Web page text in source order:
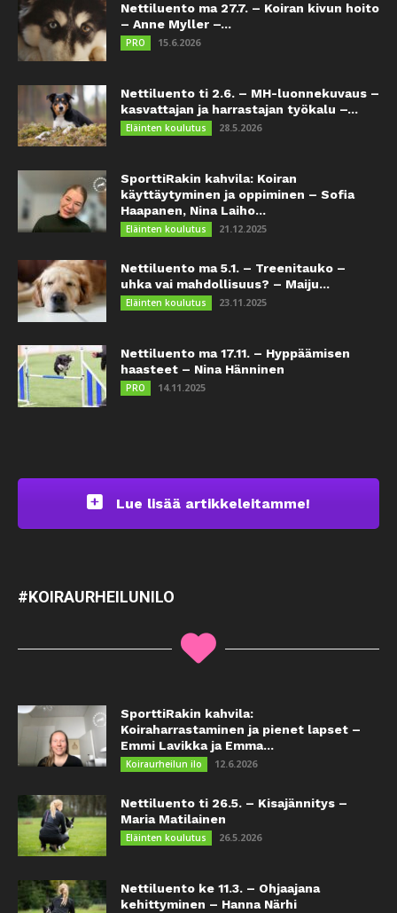
Nettiluento ma 27.7. – Koiran kivun hoito
– Anne Myller –...
PRO 15.6.2026
Nettiluento ti 2.6. – MH-luonnekuvaus –
kasvattajan ja harrastajan työkalu –...
Eläinten koulutus 28.5.2026
SporttiRakin kahvila: Koiran
käyttäytyminen ja oppiminen – Sofia
Haapanen, Nina Laiho...
Eläinten koulutus 21.12.2025
Nettiluento ma 5.1. – Treenitauko –
uhka vai mahdollisuus? – Maiju...
Eläinten koulutus 23.11.2025
Nettiluento ma 17.11. – Hyppäämisen
haasteet – Nina Hänninen
PRO 14.11.2025
Lue lisää artikkeleitamme!
#KOIRAURHEILUNILO
SporttiRakin kahvila:
Koiraharrastaminen ja pienet lapset –
Emmi Lavikka ja Emma...
Koiraurheilun ilo 12.6.2026
Nettiluento ti 26.5. – Kisajännitys –
Maria Matilainen
Eläinten koulutus 26.5.2026
Nettiluento ke 11.3. – Ohjaajana
kehittyminen – Hanna Närhi